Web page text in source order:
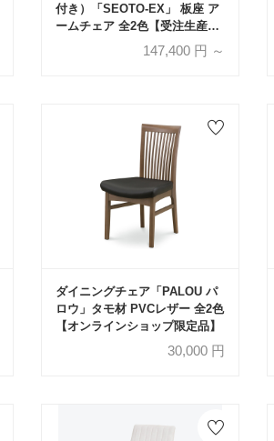
付き）「SEOTO-EX」 板座 ア
ームチェア 全2色【受注生産
147,400 円 ～
ダイニングチェア「PALOU パ
ロウ」タモ材 PVCレザー 全2色
【オンラインショップ限定品】
30,000 円